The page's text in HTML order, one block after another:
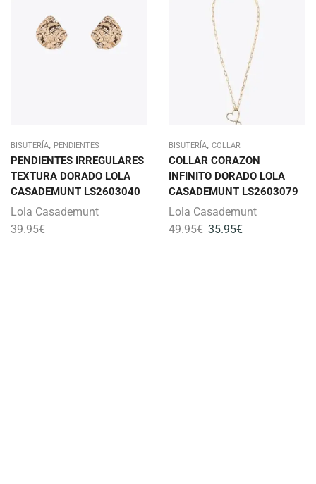
BISUTERÍA, PENDIENTES
PENDIENTES IRREGULARES
TEXTURA DORADO LOLA
CASADEMUNT LS2603040
Lola Casademunt
39.95€
BISUTERÍA, COLLAR
COLLAR CORAZON
INFINITO DORADO LOLA
CASADEMUNT LS2603079
Lola Casademunt
49.95€ 35.95€